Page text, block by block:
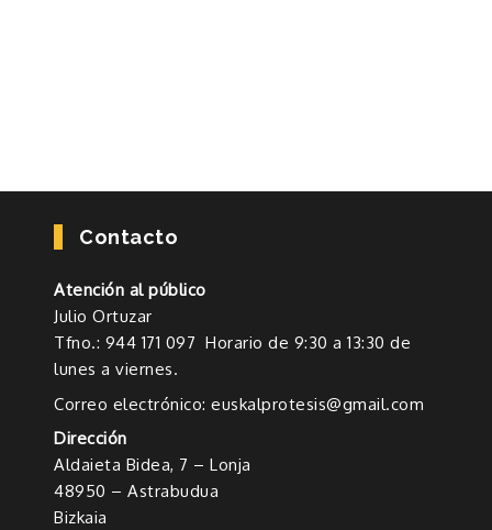
Contacto
Atención al público
Julio Ortuzar
Tfno.: 944 171 097 Horario de 9:30 a 13:30 de
lunes a viernes.
Correo electrónico: euskalprotesis@gmail.com
Dirección
Aldaieta Bidea, 7 – Lonja
48950 – Astrabudua
Bizkaia